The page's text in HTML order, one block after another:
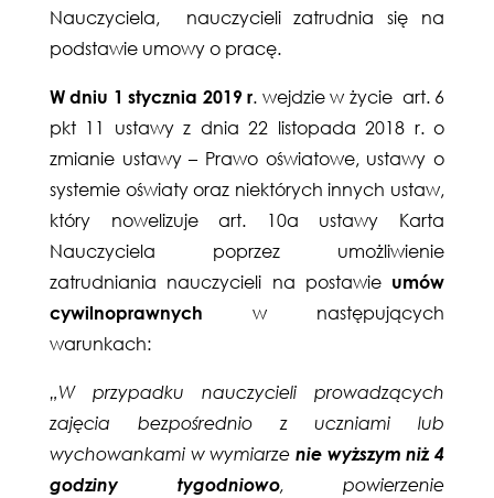
Nauczyciela, nauczycieli zatrudnia się na
podstawie umowy o pracę.
W dniu 1 stycznia 2019 r. wejdzie w życie art. 6
pkt 11 ustawy z dnia 22 listopada 2018 r. o
zmianie ustawy – Prawo oświatowe, ustawy o
systemie oświaty oraz niektórych innych ustaw,
który nowelizuje art. 10a ustawy Karta
Nauczyciela poprzez umożliwienie
zatrudniania nauczycieli na postawie umów
cywilnoprawnych w następujących
warunkach:
„W przypadku nauczycieli prowadzących
zajęcia bezpośrednio z uczniami lub
wychowankami w wymiarze nie wyższym niż 4
godziny tygodniowo, powierzenie